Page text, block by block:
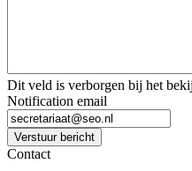
Dit veld is verborgen bij het
Notification email
Verstuur bericht
Contact